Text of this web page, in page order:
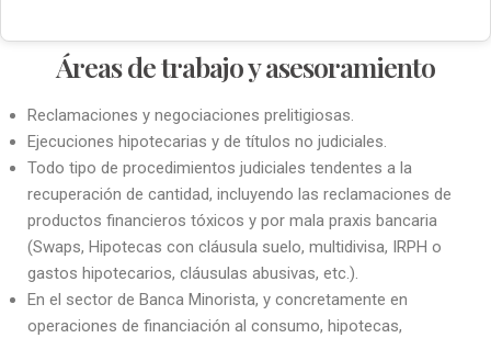
Áreas de trabajo y asesoramiento
Reclamaciones y negociaciones prelitigiosas.
Ejecuciones hipotecarias y de títulos no judiciales.
Todo tipo de procedimientos judiciales tendentes a la
recuperación de cantidad, incluyendo las reclamaciones de
productos financieros tóxicos y por mala praxis bancaria
(Swaps, Hipotecas con cláusula suelo, multidivisa, IRPH o
gastos hipotecarios, cláusulas abusivas, etc.).
En el sector de Banca Minorista, y concretamente en
operaciones de financiación al consumo, hipotecas,